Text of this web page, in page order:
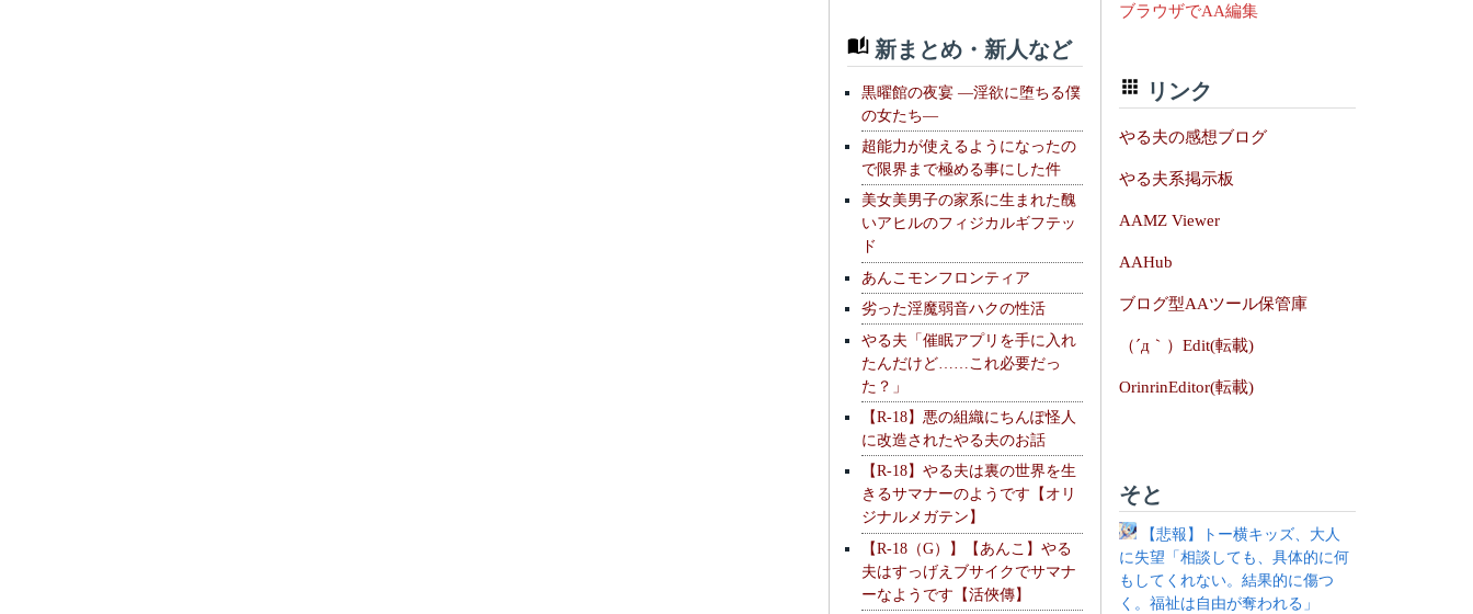
新まとめ・新人など
黒曜館の夜宴 —淫欲に堕ちる僕
の女たち—
超能力が使えるようになったの
で限界まで極める事にした件
美女美男子の家系に生まれた醜
いアヒルのフィジカルギフテッ
ド
あんこモンフロンティア
劣った淫魔弱音ハクの性活
やる夫「催眠アプリを手に入れ
たんだけど……これ必要だっ
た？」
【R-18】悪の組織にちんぽ怪人
に改造されたやる夫のお話
【R-18】やる夫は裏の世界を生
きるサマナーのようです【オリ
ジナルメガテン】
【R-18（G）】【あんこ】やる
夫はすっげえブサイクでサマナ
ーなようです【活俠傳】
ブラウザでAA編集
リンク
やる夫の感想ブログ
やる夫系掲示板
AAMZ Viewer
AAHub
ブログ型AAツール保管庫
（´д｀）Edit(転載)
OrinrinEditor(転載)
そと
【悲報】トー横キッズ、大人
に失望「相談しても、具体的に何
もしてくれない。結果的に傷つ
く。福祉は自由が奪われる」